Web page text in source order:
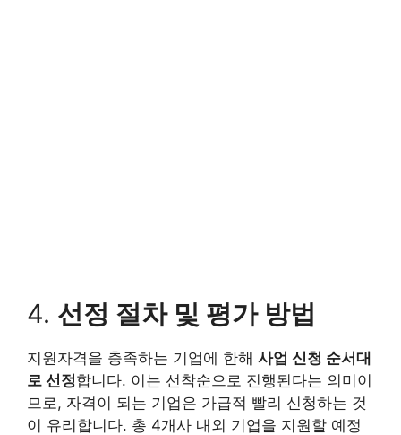
4. 선정 절차 및 평가 방법
지원자격을 충족하는 기업에 한해 사업 신청 순서대
로 선정합니다. 이는 선착순으로 진행된다는 의미이
므로, 자격이 되는 기업은 가급적 빨리 신청하는 것
이 유리합니다. 총 4개사 내외 기업을 지원할 예정